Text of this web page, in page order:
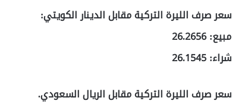
سعر صرف الليرة التركية مقابل الدينار الكويتي:
مبيع: 26.2656
شراء: 26.1545
سعر صرف الليرة التركية مقابل الريال السعودي.